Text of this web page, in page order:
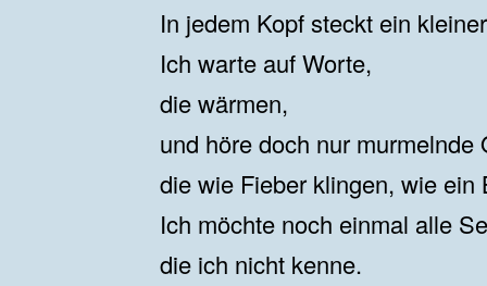
In jedem Kopf steckt ein
Ich warte auf Worte,
die wärmen,
und höre doch nur murmelnde
die wie Fieber klingen, wie ein
Ich möchte noch einmal alle
die ich nicht kenne.